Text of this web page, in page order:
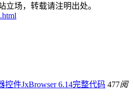
立场，转载请注明出处。
控件JxBrowser 6.14完整代码 477阅